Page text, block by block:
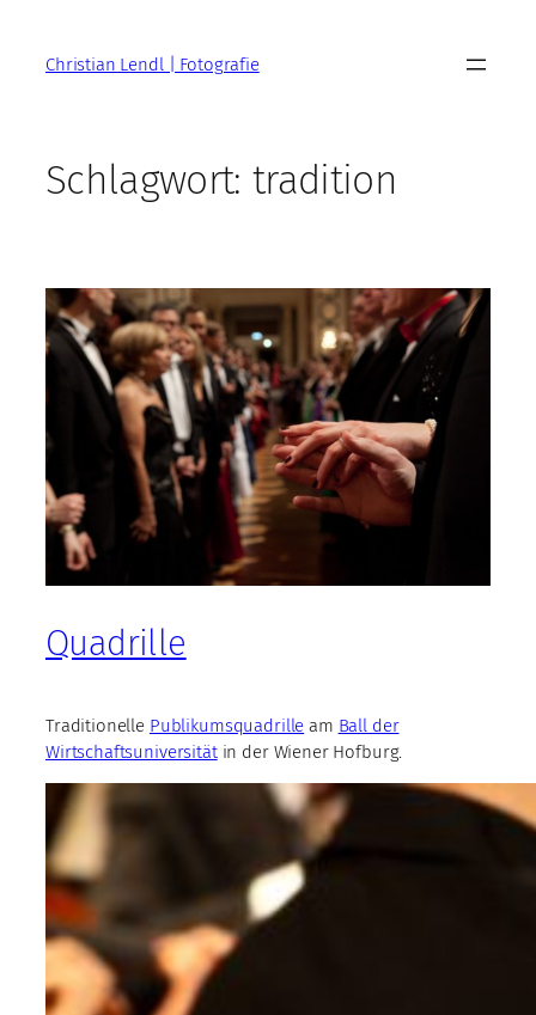
springenChristian Lendl | Fotografie
Schlagwort: tradition
Quadrille
Traditionelle Publikumsquadrille am Ball der
Wirtschaftsuniversitätin der Wiener Hofburg.